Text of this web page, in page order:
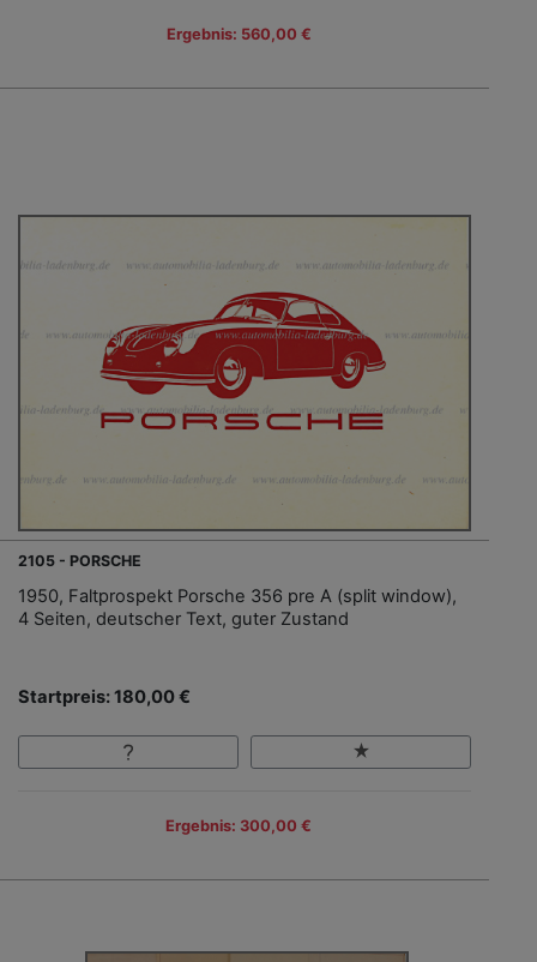
Ergebnis: 560,00 €
2105 - PORSCHE
1950, Faltprospekt Porsche 356 pre A (split window),
4 Seiten, deutscher Text, guter Zustand
Startpreis: 180,00 €
Ergebnis: 300,00 €